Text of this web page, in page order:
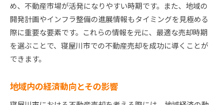
め、不動産市場が活発になりやすい時期です。また、地域の
開発計画やインフラ整備の進展情報もタイミングを見極める
際に重要な要素です。これらの情報を元に、最適な売却時期
を選ぶことで、寝屋川市での不動産売却を成功に導くことが
できます。
地域内の経済動向とその影響